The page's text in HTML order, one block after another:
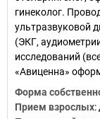
гинеколог.
ультразвуковой
(ЭКГ,
исследований
«Авиценна»
Форма
Прием взрослых: